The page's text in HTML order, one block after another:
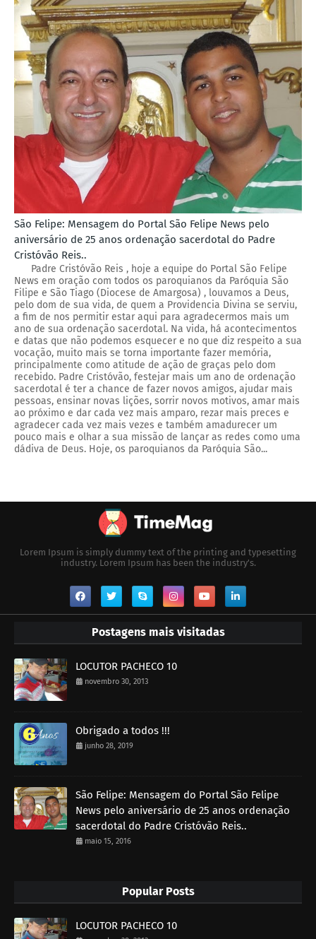
São Felipe: Mensagem do Portal São Felipe News pelo
aniversário de 25 anos ordenação sacerdotal do Padre
Cristóvão Reis..
Padre Cristóvão Reis , hoje a equipe do Portal São Felipe
News em oração com todos os paroquianos da Paróquia São
Filipe e São Tiago (Diocese de Amargosa) , louvamos a Deus,
pelo dom de sua vida, de quem a Providencia Divina se serviu,
a fim de nos permitir estar aqui para agradecermos mais um
ano de sua ordenação sacerdotal. Na vida, há acontecimentos
e datas que não podemos esquecer e no que diz respeito a sua
vocação, muito mais se torna importante fazer memória,
principalmente como atitude de ação de graças pelo dom
recebido. Padre Cristóvão, festejar mais um ano de ordenação
sacerdotal é ter a chance de fazer novos amigos, ajudar mais
pessoas, ensinar novas lições, sorrir novos motivos, amar mais
ao próximo e dar cada vez mais amparo, rezar mais preces e
agradecer cada vez mais vezes e também amadurecer um
pouco mais e olhar a sua missão de lançar as redes como uma
dádiva de Deus. Hoje, os paroquianos da Paróquia São...
Lorem Ipsum is simply dummy text of the printing and typesetting
industry. Lorem Ipsum has been the industry's.
Postagens mais visitadas
LOCUTOR PACHECO 10
novembro 30, 2013
Obrigado a todos !!!
junho 28, 2019
São Felipe: Mensagem do Portal São Felipe
News pelo aniversário de 25 anos ordenação
sacerdotal do Padre Cristóvão Reis..
maio 15, 2016
Popular Posts
LOCUTOR PACHECO 10